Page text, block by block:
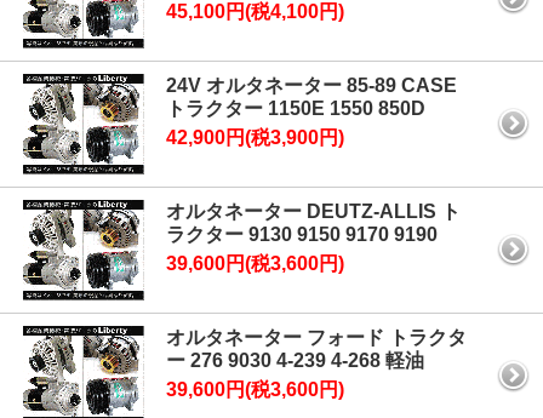
45,100円(税4,100円)
24V オルタネーター 85-89 CASE
トラクター 1150E 1550 850D
42,900円(税3,900円)
オルタネーター DEUTZ-ALLIS ト
ラクター 9130 9150 9170 9190
39,600円(税3,600円)
オルタネーター フォード トラクタ
ー 276 9030 4-239 4-268 軽油
39,600円(税3,600円)